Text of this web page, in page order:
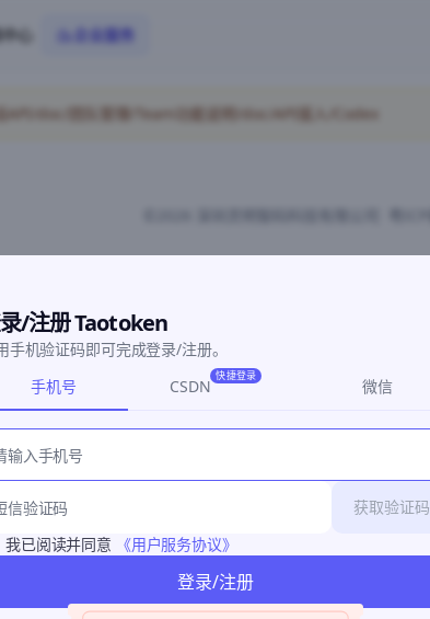
心 企业服务
API/doc/团队管理/Team功能说明/doc/API接入/Codex
/注册 Taotoken
手机验证码即可完成登录/注册。
手机号
CSDN
快捷登录
微信
获取验证码
我已阅读并同意
《用户服务协议》
登录/注册